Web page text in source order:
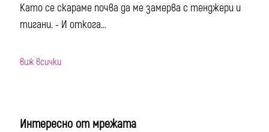
Като се скараме почва да ме замерва с тенджери и
тигани. - И откога...
виж всички
Интересно от мрежата